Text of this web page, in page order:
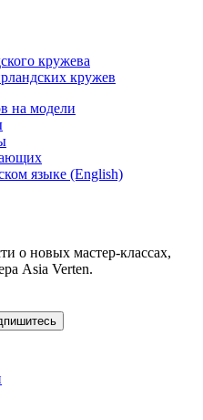
кружева
кружев
на модели
языке (English)
о новых мастер-классах,
Asia Verten.